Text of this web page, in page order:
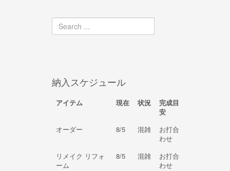
納入スケジュール
アイテム 現在 状況
完成目
安
オーダー
8/5 混雑
お打合
わせ
リメイク リフォ
ーム
8/5 混雑
お打合
わせ